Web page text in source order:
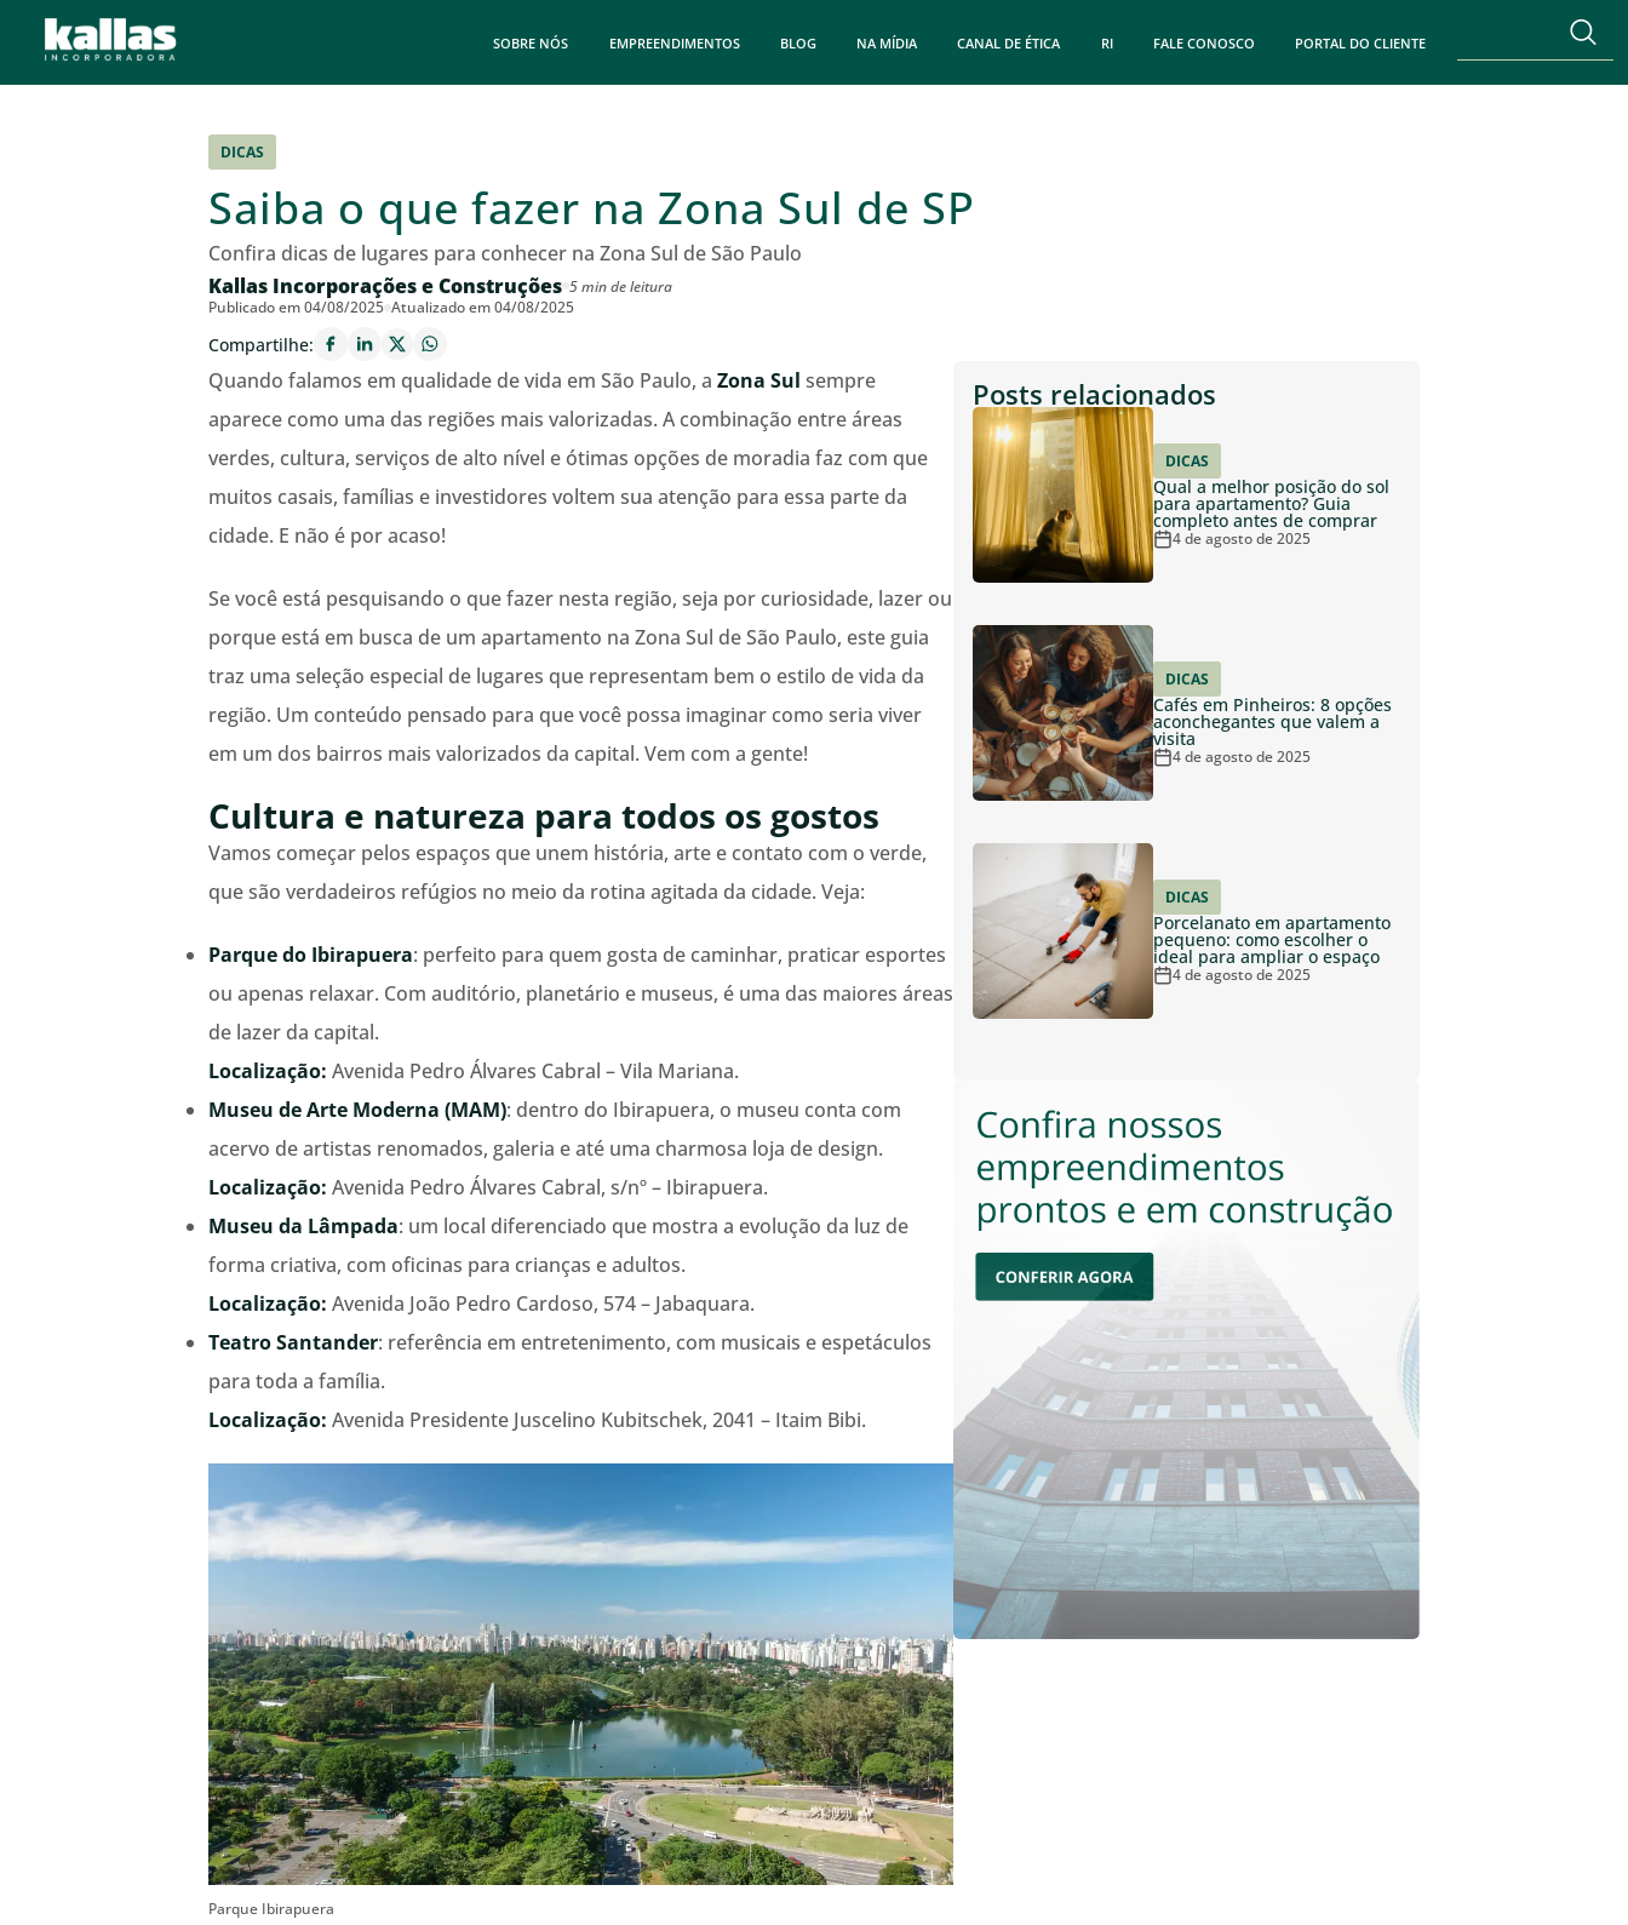
SOBRE NÓS EMPREENDIMENTOS BLOG NA MÍDIA CANAL DE ÉTICA RI FALE CONOSCO PORTAL DO CLIENTE
DICAS
Saiba o que fazer na Zona Sul de SP
Confira dicas de lugares para conhecer na Zona Sul de São Paulo
Kallas Incorporações e Construções 5 min de leitura
Publicado em 04/08/2025 Atualizado em 04/08/2025
Compartilhe:
Quando falamos em qualidade de vida em São Paulo, a Zona Sul sempre
aparece como uma das regiões mais valorizadas. A combinação entre áreas
verdes, cultura, serviços de alto nível e ótimas opções de moradia faz com que
muitos casais, famílias e investidores voltem sua atenção para essa parte da
cidade. E não é por acaso!
Se você está pesquisando o que fazer nesta região, seja por curiosidade, lazer ou
porque está em busca de um apartamento na Zona Sul de São Paulo, este guia
traz uma seleção especial de lugares que representam bem o estilo de vida da
região. Um conteúdo pensado para que você possa imaginar como seria viver
em um dos bairros mais valorizados da capital. Vem com a gente!
Cultura e natureza para todos os gostos
Vamos começar pelos espaços que unem história, arte e contato com o verde,
que são verdadeiros refúgios no meio da rotina agitada da cidade. Veja:
Parque do Ibirapuera: perfeito para quem gosta de caminhar, praticar esportes
ou apenas relaxar. Com auditório, planetário e museus, é uma das maiores áreas
de lazer da capital.
Localização: Avenida Pedro Álvares Cabral – Vila Mariana.
Museu de Arte Moderna (MAM): dentro do Ibirapuera, o museu conta com
acervo de artistas renomados, galeria e até uma charmosa loja de design.
Localização: Avenida Pedro Álvares Cabral, s/nº – Ibirapuera.
Museu da Lâmpada: um local diferenciado que mostra a evolução da luz de
forma criativa, com oficinas para crianças e adultos.
Localização: Avenida João Pedro Cardoso, 574 – Jabaquara.
Teatro Santander: referência em entretenimento, com musicais e espetáculos
para toda a família.
Localização: Avenida Presidente Juscelino Kubitschek, 2041 – Itaim Bibi.
Parque Ibirapuera
Posts relacionados
DICAS
Qual a melhor posição do sol
para apartamento? Guia
completo antes de comprar
4 de agosto de 2025
DICAS
Cafés em Pinheiros: 8 opções
aconchegantes que valem a
visita
4 de agosto de 2025
DICAS
Porcelanato em apartamento
pequeno: como escolher o
ideal para ampliar o espaço
4 de agosto de 2025